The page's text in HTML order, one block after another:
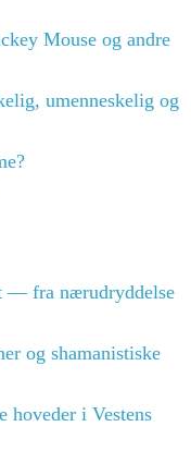
Mouse og andre
umenneskelig og
— fra nærudryddelse
og shamanistiske
hoveder i Vestens